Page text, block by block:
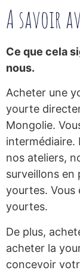
A savoir
Ce que cela
nous.
Acheter une
yourte
Mongolie.
intermédiaire.
nos ateliers,
surveillons en
yourtes. Vous
yourtes.
De plus,
acheter la
concevoir